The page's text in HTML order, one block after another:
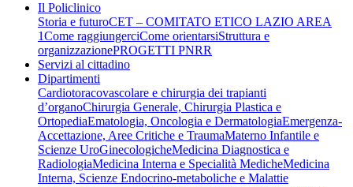
Il Policlinico
Storia e futuroCET – COMITATO ETICO LAZIO AREA
1Come raggiungerciCome orientarsiStruttura e
organizzazionePROGETTI PNRR
Servizi al cittadino
Dipartimenti
Cardiotoracovascolare e chirurgia dei trapianti
d’organoChirurgia Generale, Chirurgia Plastica e
OrtopediaEmatologia, Oncologia e DermatologiaEmergenza-
Accettazione, Aree Critiche e TraumaMaterno Infantile e
Scienze UroGinecologicheMedicina Diagnostica e
RadiologiaMedicina Interna e Specialità MedicheMedicina
Interna, Scienze Endocrino-metaboliche e Malattie